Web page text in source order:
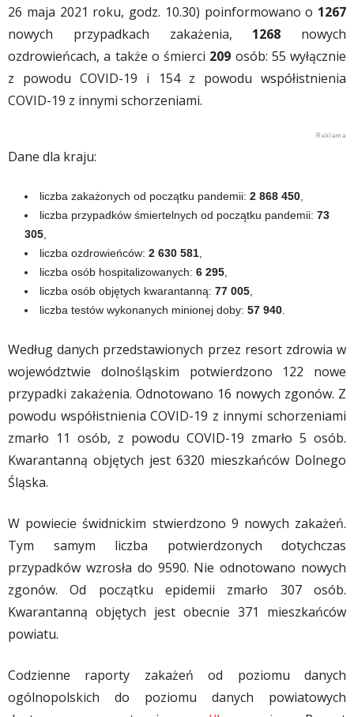
26 maja 2021 roku, godz. 10.30) poinformowano o 1267
nowych przypadkach zakażenia, 1268 nowych
ozdrowieńcach, a także o śmierci 209 osób: 55 wyłącznie
z powodu COVID-19 i 154 z powodu współistnienia
COVID-19 z innymi schorzeniami.
Dane dla kraju:
liczba zakażonych od początku pandemii: 2 868 450,
liczba przypadków śmiertelnych od początku pandemii: 73
305,
liczba ozdrowieńców: 2 630 581,
liczba osób hospitalizowanych: 6 295,
liczba osób objętych kwarantanną: 77 005,
liczba testów wykonanych minionej doby: 57 940.
Według danych przedstawionych przez resort zdrowia w
województwie dolnośląskim potwierdzono 122 nowe
przypadki zakażenia. Odnotowano 16 nowych zgonów. Z
powodu współistnienia COVID-19 z innymi schorzeniami
zmarło 11 osób, z powodu COVID-19 zmarło 5 osób.
Kwarantanną objętych jest 6320 mieszkańców Dolnego
Śląska.
W powiecie świdnickim stwierdzono 9 nowych zakażeń.
Tym samym liczba potwierdzonych dotychczas
przypadków wzrosła do 9590. Nie odnotowano nowych
zgonów. Od początku epidemii zmarło 307 osób.
Kwarantanną objętych jest obecnie 371 mieszkańców
powiatu.
Codzienne raporty zakażeń od poziomu danych
ogólnopolskich do poziomu danych powiatowych